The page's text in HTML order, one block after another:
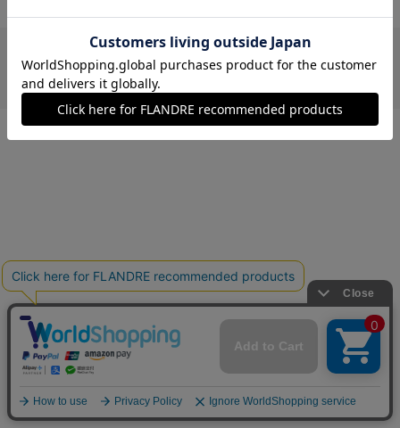
カーキ ￥8,250 (税込)